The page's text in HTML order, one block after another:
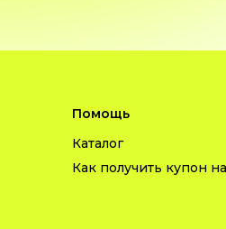
Помощь
Каталог
Как получить купон